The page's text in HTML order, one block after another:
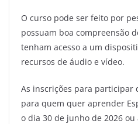
O curso pode ser feito por
possuam boa compreensão
tenham acesso a um
recursos de áudio e vídeo.
As inscrições para participar
para quem quer aprender
o dia 30 de junho de 2026 ou